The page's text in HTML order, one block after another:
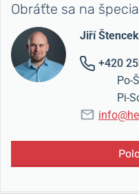
Obráťte sa na
Jiří Štencek
+420
Po-
Pi-